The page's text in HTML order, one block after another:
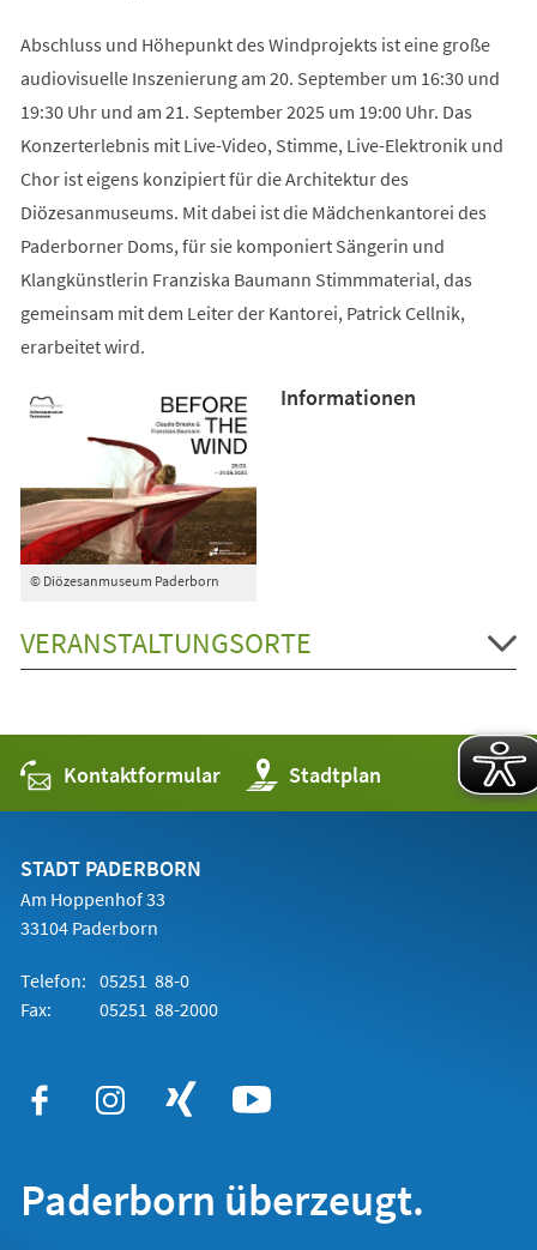
Abschluss und Höhepunkt des Windprojekts ist eine große
audiovisuelle Inszenierung am 20. September um 16:30 und
19:30 Uhr und am 21. September 2025 um 19:00 Uhr. Das
Konzerterlebnis mit Live-Video, Stimme, Live-Elektronik und
Chor ist eigens konzipiert für die Architektur des
Diözesanmuseums. Mit dabei ist die Mädchenkantorei des
Paderborner Doms, für sie komponiert Sängerin und
Klangkünstlerin Franziska Baumann Stimmmaterial, das
gemeinsam mit dem Leiter der Kantorei, Patrick Cellnik,
erarbeitet wird.
© Diözesanmuseum Paderborn
Informationen
VERANSTALTUNGSORTE
Kontaktformular Stadtplan
(Öffnet
in
einem
STADT PADERBORN
Am Hoppenhof 33
33104 Paderborn
Telefon: 05251 88-0
Fax:
05251 88-2000
Paderborn überzeugt.